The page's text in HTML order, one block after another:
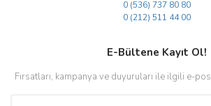
0 (536) 737 80 80
0 (212) 511 44 00
E-Bültene Kayıt Ol!
Fırsatları, kampanya ve duyuruları ile ilgili e-